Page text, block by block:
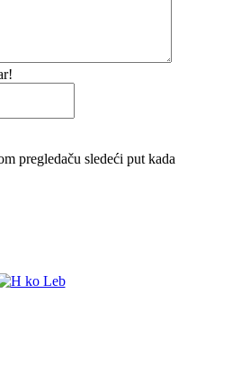
pregledaču sledeći put kada